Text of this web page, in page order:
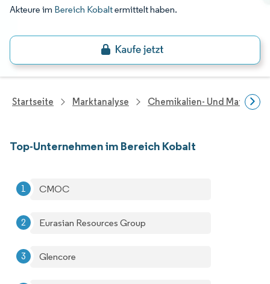
Akteure im Bereich Kobaltermittelt haben.
Startseite Marktanalyse Chemikalien- Und
Top-Unternehmen im Bereich Kobalt
CMOC
Eurasian Resources Group
Glencore